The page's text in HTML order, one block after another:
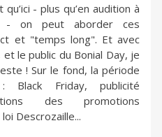
- plus qu’en audition à
! - on peut aborder ces
et "temps long". Et avec
le public du Bonial Day, je
! Sur le fond, la période
Black Friday, publicité
des promotions
Descrozaille...